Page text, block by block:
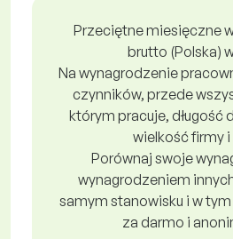
Przeciętne miesięczne
brutto (Polska)
Na wynagrodzenie
czynników, przede
którym pracuje, długość
wielkość firmy i
Porównaj swoje
wynagrodzeniem
samym stanowisku i w
za darmo i